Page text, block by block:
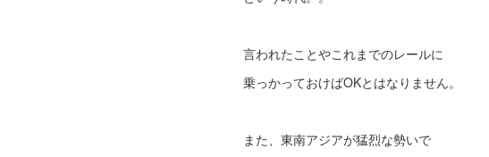
言われたことやこれまでのレールに
乗っかっておけばOKとはなりません。
また、東南アジアが猛烈な勢いで